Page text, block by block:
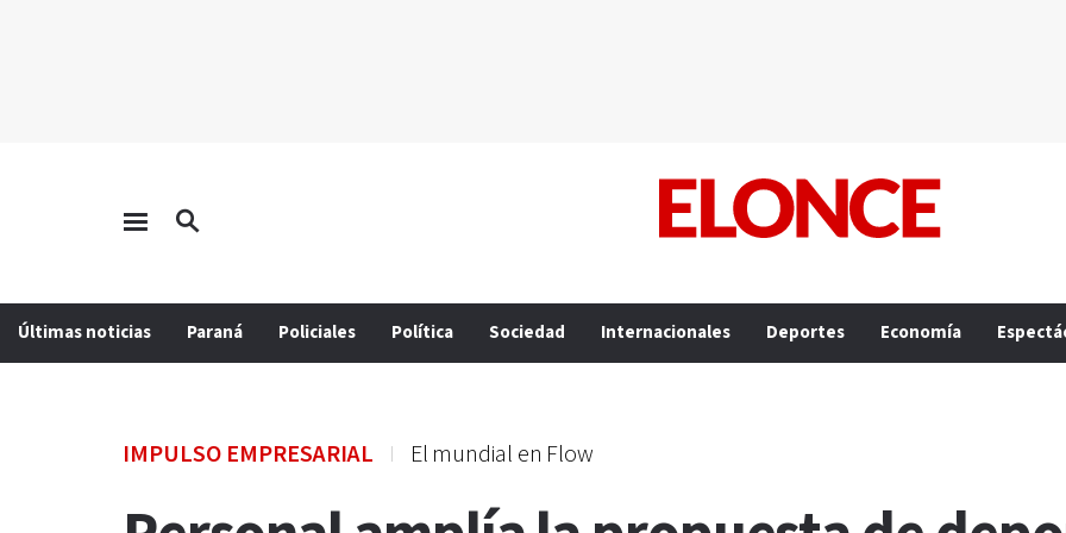
Últimas noticias Paraná Policiales Política Sociedad Internacionales Deportes Economía
IMPULSO EMPRESARIAL El mundial en Flow